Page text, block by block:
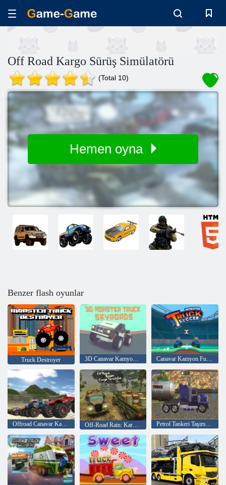
Off Road Kargo Sürüş Simülatörü
(Total 10)
Hemen oyna
Benzer flash oyunlar
Truck Destroyer 3D Canavar Kamyon Skyroads Canavar Kamyon Futbolu
Offroad Canavar Kamyonları Off-Road Rain: Kargo Simülatörü Petrol Tankeri Taşımacılığı